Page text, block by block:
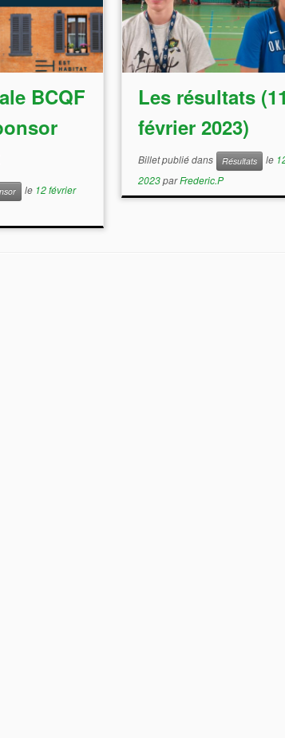
BCQF
le 12 février
Les résultats
février 2023)
Billet publié dans Résultats le
2023 parFrederic.P